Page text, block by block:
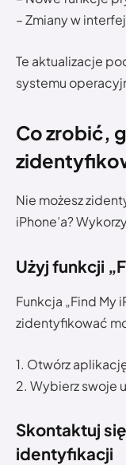
– Zmiany w
Te aktualizacje
systemu
Co zrobić,
Nie możesz
iPhone’a?
Użyj funkcji
Funkcja „Find My
zidentyfikować
1. Otwórz
2. Wybierz swoje
Skontaktuj
identyfikacji